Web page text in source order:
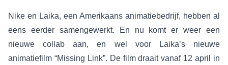
Nike en Laika, een Amerikaans animatiebedrijf, hebben al
eens eerder samengewerkt. En nu komt er weer een
nieuwe collab aan, en wel voor Laika’s nieuwe
animatiefilm “Missing Link”. De film draait vanaf 12 april in